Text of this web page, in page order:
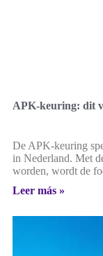
APK-keuring: dit
De APK-keuring
in Nederland. Met
worden, wordt de
Leer más »